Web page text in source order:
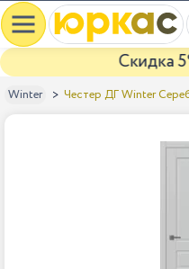
Скидка
Winter Честер ДГ Winter